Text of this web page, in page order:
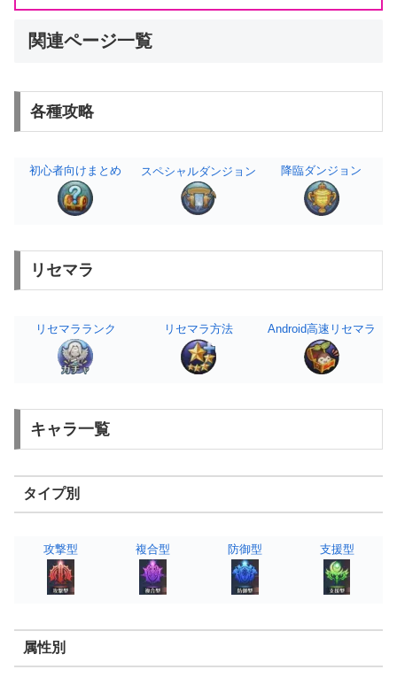
関連ページ一覧
各種攻略
初心者向けまとめ スペシャルダンジョン 降臨ダンジョン
リセマラ
リセマラランク リセマラ方法 Android高速リセマラ
キャラ一覧
タイプ別
攻撃型 複合型 防御型 支援型
属性別